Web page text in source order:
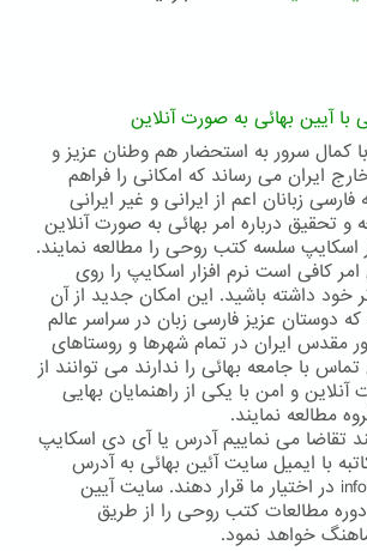
جهانی
بهائی
با آیین بهائی به صورت آنلاین
کمال سرور به استحضار هم وطنان عزیز و
ایران می رساند که امکانی را فراهم
زبانان اعم از ایرانی و غیر ایرانی
و تحقیق درباره امر بهائی به صورت آنلاین
اسکایپ سلسه کتب روحی را مطالعه نمایند.
کافی است نرم افزار اسکایپ را روی
خود داشته باشید. این امکان جدید از آن
دوستان عزیز فارسی زبان در سراسر عالم
ایران در تمام شهرها و روستاهای
با جامعه بهائی را ندارند می توانند از
و امن با یکی از راهنمایان بهایی
مطالعه نمایند.
تقاضا می نماییم آدرس یا آی دی اسکایپ
با ایمیل سایت آئین بهائی به آدرس
info@aeenebahai.org در اختیار ما قرار دهند. سایت آیین
مطالعات کتب روحی را از طریق
خواهد نمود.